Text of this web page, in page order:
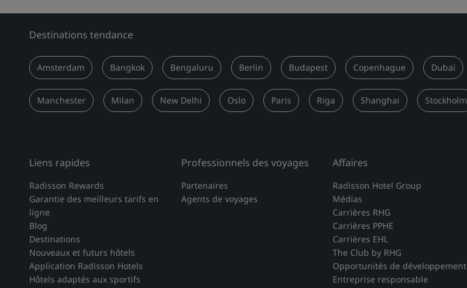
Destinations tendance
Amsterdam Bangkok Bengaluru Berlin Budapest Copenhague Dubaï
Manchester Milan New Delhi Oslo Paris Riga Shanghai Stockholm
Liens rapides
Radisson Rewards
Garantie des meilleurs tarifs en
ligne
Blog
Destinations
Nouveaux et futurs hôtels
Application Radisson Hotels
Hôtels adaptés aux sportifs
Professionnels des voyages
Partenaires
Agents de voyages
Affaires
Radisson Hotel Group
Médias
Carrières RHG
Carrières PPHE
Carrières EHL
The Club by RHG
Opportunités de développement
Entreprise responsable